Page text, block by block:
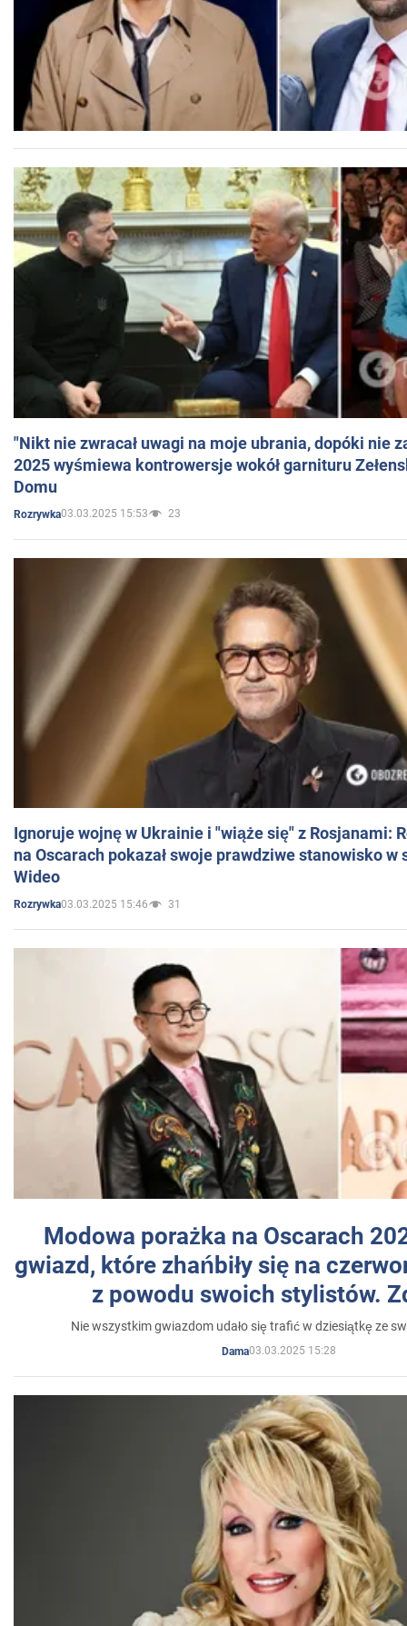
"Nikt nie zwracał uwagi na moje ubrania, dopóki nie
2025 wyśmiewa kontrowersje wokół garnituru
Domu
Rozrywka03.03.2025 15:53 23
Ignoruje wojnę w Ukrainie i "wiąże się" z Rosjanami:
na Oscarach pokazał swoje prawdziwe stanowisko w
Wideo
Rozrywka03.03.2025 15:46 31
Modowa porażka na Oscarach
gwiazd, które zhańbiły się na
z powodu swoich stylistów.
Nie wszystkim gwiazdom udało się trafić w dziesiątkę ze
Dama03.03.2025 15:28